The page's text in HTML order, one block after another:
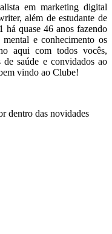
em marketing digital
além de estudante de
quase 46 anos fazendo
mental e conhecimento os
aqui com todos vocês,
saúde e convidados ao
vindo ao Clube!
dentro das novidades